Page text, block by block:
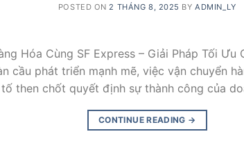
POSTED ON 2 THÁNG 8, 2025 BYADMIN_LY
Hóa Cùng SF Express – Giải Pháp Tối
cầu phát triển mạnh mẽ, việc vận chuyển
then chốt quyết định sự thành công của
CONTINUE READING →